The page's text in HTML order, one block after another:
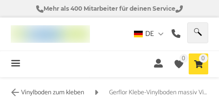
Mehr als 400 Mitarbeiter für deinen Service
DE
0 0
Vinylboden zum kleben Gerflor Klebe-Vinylboden massiv Virtuo 30 Latina Dark Fliese